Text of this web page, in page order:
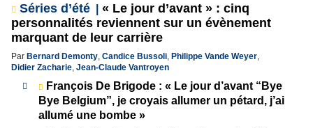
Séries d’été
« Le jour d’avant » : cinq
personnalités reviennent sur un évènement
marquant de leur carrière
Par Bernard Demonty, Candice Bussoli, Philippe Vande Weyer,
Didier Zacharie, Jean-Claude Vantroyen
François De Brigode : « Le jour d’avant “Bye
Bye Belgium”, je croyais allumer un pétard, j’ai
allumé une bombe »